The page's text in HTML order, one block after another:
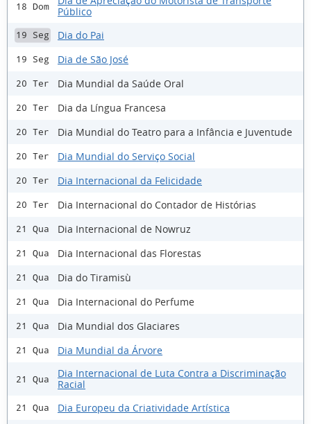
18 Dom
Público
19 Seg Dia do Pai
19 Seg Dia de São José
20 Ter Dia Mundial da Saúde Oral
20 Ter Dia da Língua Francesa
20 Ter Dia Mundial do Teatro para a Infância e Juventude
20 Ter Dia Mundial do Serviço Social
20 Ter Dia Internacional da Felicidade
20 Ter Dia Internacional do Contador de Histórias
21 Qua Dia Internacional de Nowruz
21 Qua Dia Internacional das Florestas
21 Qua Dia do Tiramisù
21 Qua Dia Internacional do Perfume
21 Qua Dia Mundial dos Glaciares
21 Qua Dia Mundial da Árvore
21 Qua
Dia Internacional de Luta Contra a Discriminação
Racial
21 Qua Dia Europeu da Criatividade Artística